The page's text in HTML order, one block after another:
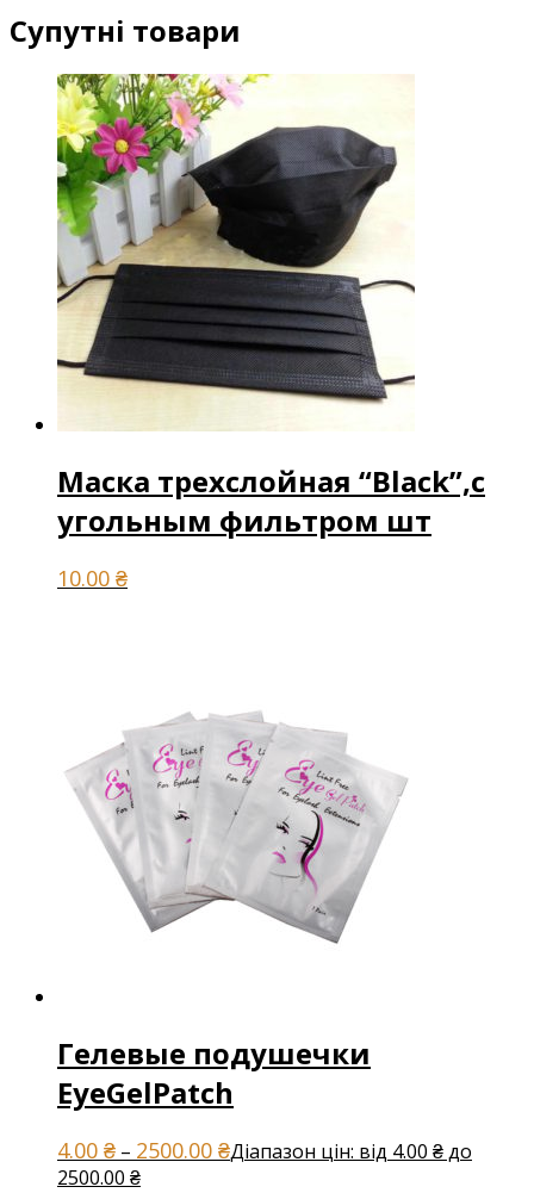
Супутні товари
Маска трехслойная “Black”,с
угольным фильтром шт
10.00 ₴
Гелевые подушечки
EyeGelPatch
4.00 ₴ – 2500.00 ₴Діапазон цін: від 4.00 ₴ до
2500.00 ₴